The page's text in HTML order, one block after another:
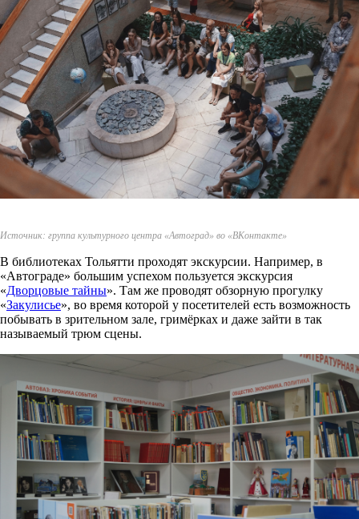
Источник: группа культурного центра «Автоград» во «ВКонтакте»
В библиотеках Тольятти проходят экскурсии. Например, в
«Автограде» большим успехом пользуется экскурсия
«Дворцовые тайны». Там же проводят обзорную прогулку
«Закулисье», во время которой у посетителей есть возможность
побывать в зрительном зале, гримёрках и даже зайти в так
называемый трюм сцены.